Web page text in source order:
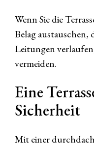
Wenn Sie die
Belag austauschen,
Leitungen
vermeiden.
Eine
Sicherheit
Mit einer